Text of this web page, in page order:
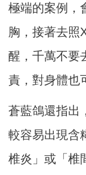
極端的案例，
胸，接著去照
醒，千萬不要
責，對身體也
蒼藍鴿還指出
較容易出現含
椎炎」或「椎